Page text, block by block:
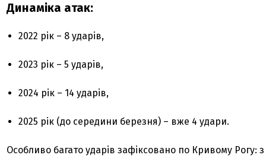
Динаміка атак:
2022 рік – 8 ударів,
2023 рік – 5 ударів,
2024 рік – 14 ударів,
2025 рік (до середини березня) – вже 4 удари.
Особливо багато ударів зафіксовано по Кривому Рогу: з